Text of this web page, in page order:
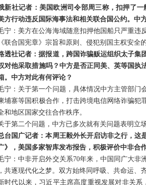
新社记者：美国欧洲司令部周三称，扣押了
方行动违反国际海事法和相关联合国公约。中
宁：美方在公海海域随意扣押他国船只严重违
联合国宪章》宗旨和原则、侵犯别国主权安全
透社记者：据报道，跨国诈骗贩运组织太子
对他采取措施吗？中方是否正同美、英等国
。中方对此有何评论？
宁：关于第一个问题，具体情况中方主管部门
埔寨等国积极合作，打击跨境电信网络诈骗
和地区国家交往合作秩序。
于第二个问题，中方已多次就有关问题表明立
台国广记者：本周王毅外长开启访非之行，这
》，美国多家智库发布报告，积极评价中非合
宁：中非开启外交关系70年来，中国同广大
共逐现代化之梦。双方始终同呼吸、共命运、
时代以来，习近平主席高度重视发展对非关